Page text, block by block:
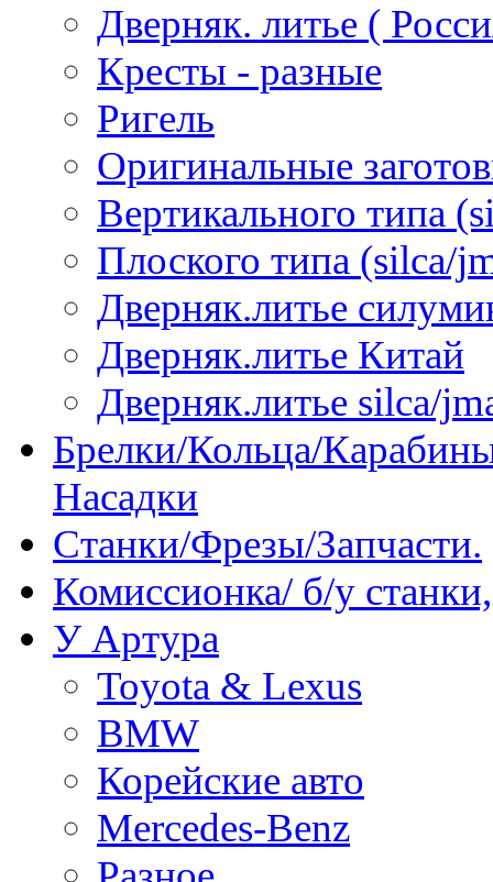
Дверняк. литье (
Кресты - разные
Ригель
Оригинальные
Вертикального типа
Плоского типа (silca/
Дверняк.литье
Дверняк.литье Китай
Дверняк.литье silca/
Брелки/Кольца/
Насадки
Станки/Фрезы/Запчасти.
Комиссионка/ б/у
У Артура
Toyota & Lexus
BMW
Корейские авто
Mercedes-Benz